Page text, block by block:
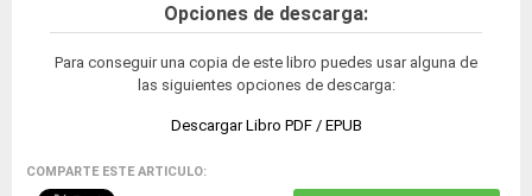
Opciones de descarga:
Para conseguir una copia de este libro puedes usar alguna de
las siguientes opciones de descarga:
Descargar Libro PDF / EPUB
COMPARTE ESTE ARTICULO: